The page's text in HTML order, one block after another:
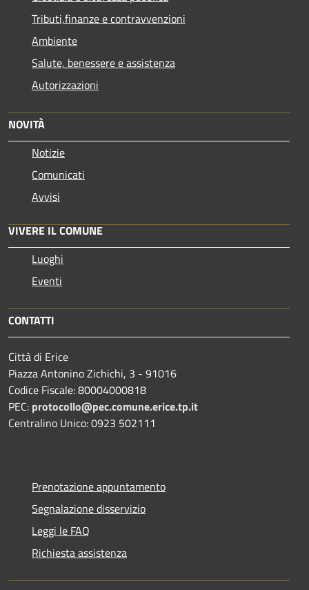
Tributi,finanze e contravvenzioni
Ambiente
Salute, benessere e assistenza
Autorizzazioni
NOVITÀ
Notizie
Comunicati
Avvisi
VIVERE IL COMUNE
Luoghi
Eventi
CONTATTI
Città di Erice
Piazza Antonino Zichichi, 3 - 91016
Codice Fiscale: 80004000818
PEC: protocollo@pec.comune.erice.tp.it
Centralino Unico: 0923 502111
Prenotazione appuntamento
Segnalazione disservizio
Leggi le FAQ
Richiesta assistenza